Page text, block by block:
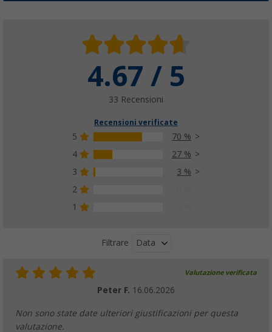
4.67 / 5
33 Recensioni
Recensioni verificate
5
70 %
4
27 %
3
3 %
2
1
Filtrare Data
Valutazione verificata
Peter F. 16.06.2026
Non sono state date ulteriori giustificazioni per questa
valutazione.